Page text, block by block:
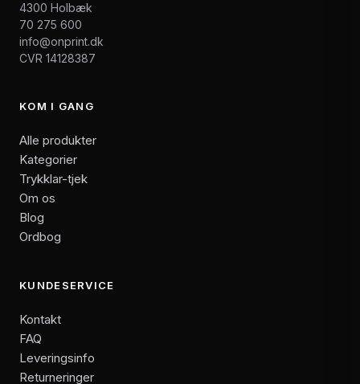
4300 Holbæk
70 275 600
info@onprint.dk
CVR 14128387
KOM I GANG
Alle produkter
Kategorier
Trykklar-tjek
Om os
Blog
Ordbog
KUNDESERVICE
Kontakt
FAQ
Leveringsinfo
Returneringer